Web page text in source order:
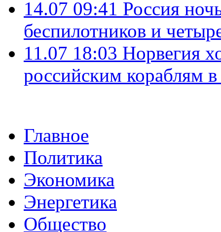
14.07 09:41 Россия
беспилотников и
11.07 18:03 Норвегия
российским кораблям
Главное
Политика
Экономика
Энергетика
Общество